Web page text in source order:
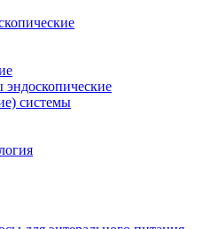
эндоскопические
системы